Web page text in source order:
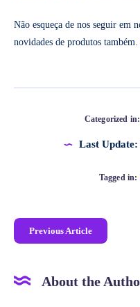
Não esqueça de nos seguir em
novidades de produtos também.
Categorized in:
Last Update:
Tagged in:
Previous Article
About the